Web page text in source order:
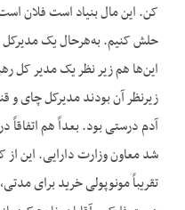
کن. این مال بنیاد است فلان
حلش کنیم. به‌هرحال یک
این‌ها هم زیر نظر یک مدیر کل
زیرنظر آن بودند مدیرکل چای و
آدم درستی بود. بعداً هم اتفاقاً
شد معاون وزارت دارایی. این از
تقریباً مونوپولی خرید برای